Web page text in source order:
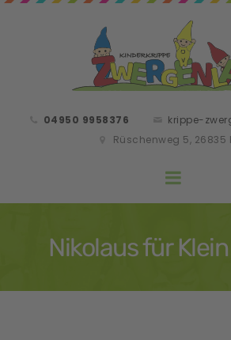
04950 9958376
krippe-
Rüschenweg 5, 26835
Nikolaus für